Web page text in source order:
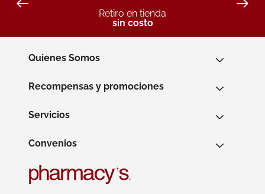
Retiro en tienda
sin costo
Quienes Somos
Recompensas y promociones
Servicios
Convenios